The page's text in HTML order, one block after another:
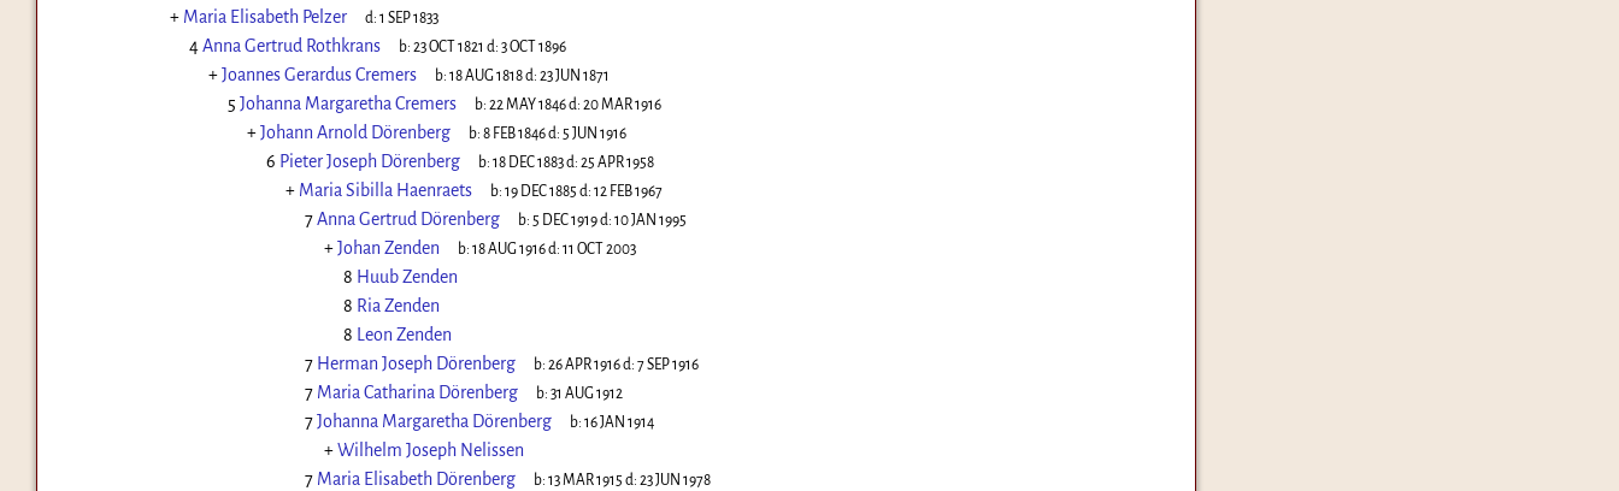
+ Maria Elisabeth Pelzer d: 1 SEP 1833
4Anna Gertrud Rothkrans b: 23 OCT 1821 d: 3 OCT 1896
+Joannes Gerardus Cremers b: 18 AUG 1818d: 23 JUN 1871
5 Johanna Margaretha Cremers b: 22 MAY 1846d: 20 MAR 1916
+Johann Arnold Dörenberg b: 8 FEB 1846d: 5 JUN 1916
6 Pieter Joseph Dörenberg b: 18 DEC 1883d: 25 APR 1958
+ Maria Sibilla Haenraets b: 19 DEC 1885 d: 12 FEB 1967
7Anna Gertrud Dörenberg b: 5 DEC 1919d: 10 JAN 1995
+Johan Zenden b: 18 AUG 1916d: 11 OCT 2003
8 Huub Zenden
8 Ria Zenden
8
Leon Zenden
7 Herman Joseph Dörenberg b: 26 APR 1916d: 7 SEP 1916
7 Maria Catharina Dörenberg b: 31 AUG 1912
7Johanna Margaretha Dörenberg b: 16 JAN 1914
+Wilhelm Joseph Nelissen
7 Maria Elisabeth Dörenberg b: 13 MAR 1915 d: 23 JUN 1978